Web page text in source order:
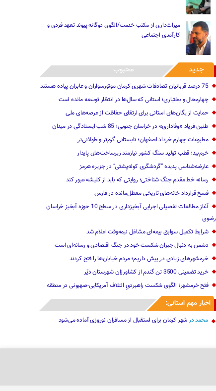
میراث‌داری از مکتب خدمت/الگوی دوگانه پیوند تعهد فردی و
کارآمدی اجتماعی
جدید محبوب
75 درصد قربانیان تصادفات شهری کرمان موتورسواران و عابران پیاده هستند
چهارمحال و بختیاری؛ استانی که سال‌ها در انتظار توسعه مانده است
حمایت از یگان‌های استانی برای ارتقای حفاظت از عرصه‌های ملی
طنین فریاد «وفاداری» در خراسان جنوبی؛ 85 شب ایستادگی در میدان
مطبوعات چهارم خرداد اصفهان؛ تابستانی گرم‌تر و طولانی‌تر
خرم‌بید؛ قطب تولید سنگ کشور نیازمند زیرساخت‌های پایدار
عارضه‌شناسی پدیده “گردشگری کوله‌پشتی” در جزیره هرمز
رسانه خط مقدم جنگ شناختی؛ روایتی که باید از کلیشه عبور کند
فسخ قرارداد خانه‌های تاریخی معطل‌مانده در فارس
آغاز مطالعات تفصیلی اجرایی آبخیزداری در سطح 10 حوزه آبخیز خراسان
رضوی
شرایط تکمیل سوابق بیمه‌ای مشاغل نیمه‌وقت اعلام شد
دشمن به دنبال جبران شکست خود در جنگ اقتصادی و رسانه‌ای است
خرمشهرهای زیادی در پیش داریم؛ مردم خیابان‌ها را فتح کردند
خرید تضمینی 3500 تن گندم از کشاورزان شهرستان دیّر
فتح خرمشهر؛ الگوی شکست راهبردیِ ائتلاف آمریکایی-صهیونی در منطقه
اخبار مهم استانی:
محمددر شهر کرمان برای استقبال از مسافران نوروزی آماده می‌شود